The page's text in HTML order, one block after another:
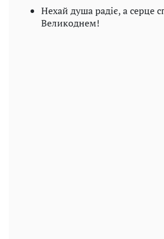
Нехай душа радіє, а серце
Великоднем!